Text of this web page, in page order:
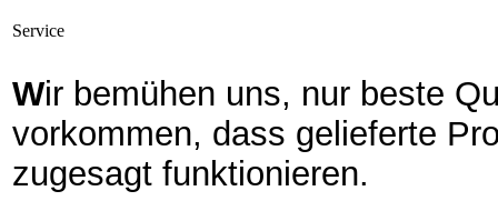
Service
Wir bemühen uns, nur beste
vorkommen, dass gelieferte
zugesagt funktionieren.